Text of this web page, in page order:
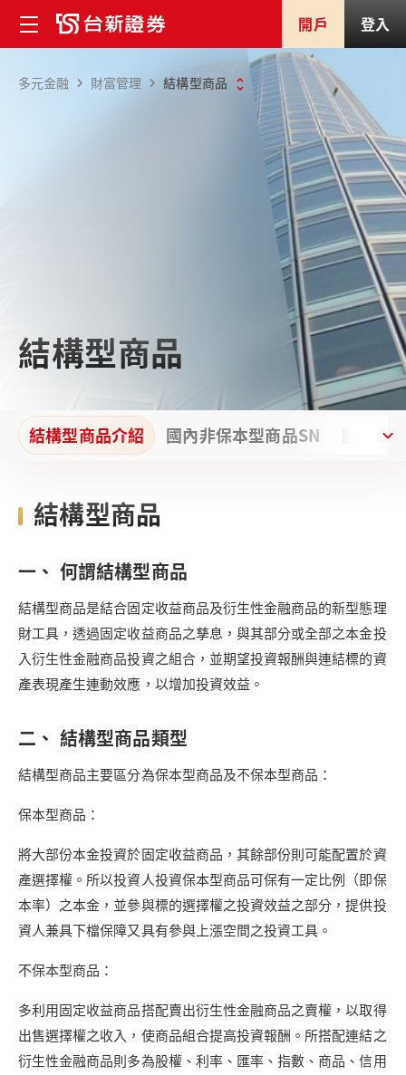
開戶 登入
多元金融 財富管理 結構型商品
結構型商品
結構型商品介紹 國內非保本型商品SN 國內保
結構型商品介紹 國內非保本型商品SN 國內保
結構型商品
一、 何謂結構型商品
結構型商品是結合固定收益商品及衍生性金融商品的新型態理
財工具，透過固定收益商品之孳息，與其部分或全部之本金投
入衍生性金融商品投資之組合，並期望投資報酬與連結標的資
產表現產生連動效應，以增加投資效益。
二、 結構型商品類型
結構型商品主要區分為保本型商品及不保本型商品：
保本型商品：
將大部份本金投資於固定收益商品，其餘部份則可能配置於資
產選擇權。所以投資人投資保本型商品可保有一定比例（即保
本率）之本金，並參與標的選擇權之投資效益之部分，提供投
資人兼具下檔保障又具有參與上漲空間之投資工具。
不保本型商品：
多利用固定收益商品搭配賣出衍生性金融商品之賣權，以取得
出售選擇權之收入，使商品組合提高投資報酬。所搭配連結之
衍生性金融商品則多為股權、利率、匯率、指數、商品、信用